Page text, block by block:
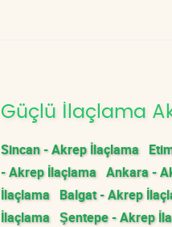
Güçlü İlaçlama
Sincan - Akrep İlaçlama
- Akrep İlaçlama Ankara -
İlaçlama Balgat - Akrep
İlaçlama Şentepe - Akrep